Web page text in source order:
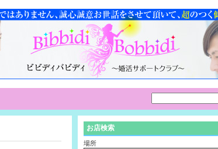
お店検索
場所